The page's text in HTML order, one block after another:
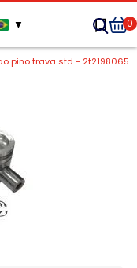
▼ 0
pino trava std - 2t2198065